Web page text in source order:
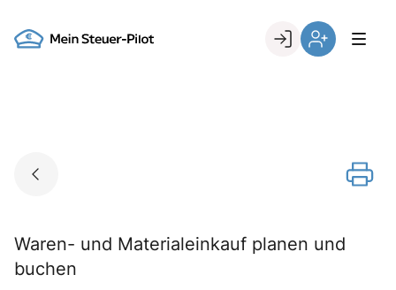
content
Go to landing page.
Waren- und Materialeinkauf planen und
buchen